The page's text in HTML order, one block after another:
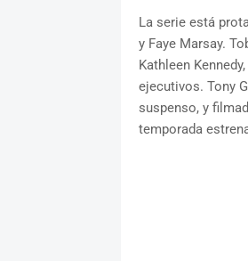
La serie está
y Faye Marsay.
Kathleen
ejecutivos. Tony
suspenso, y
temporada